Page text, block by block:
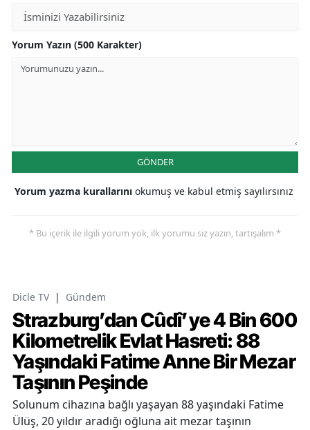
Yorum Yazın (500 Karakter)
GÖNDER
Yorum yazma kurallarını okumuş ve kabul etmiş sayılırsınız
* Bu içerik ile ilgili yorum yok, ilk yorumu siz yazın, tartışalım *
Dicle TV | Gündem
Strazburg’dan Cûdî’ye 4 Bin 600
Kilometrelik Evlat Hasreti: 88
Yaşındaki Fatime Anne Bir Mezar
Taşının Peşinde
Solunum cihazına bağlı yaşayan 88 yaşındaki Fatime
Ülüş, 20 yıldır aradığı oğluna ait mezar taşının